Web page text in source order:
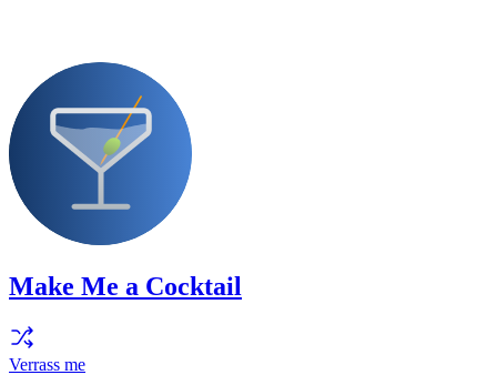
Make Me a Cocktail
Verrass me